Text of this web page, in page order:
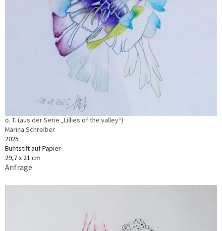
o. T. (aus der Serie „Lillies of the valley“)
Marina Schreiber
2025
Buntstift auf Papier
29,7 x 21 cm
Anfrage